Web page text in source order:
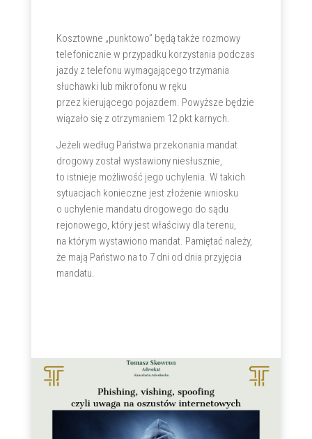
Kosztowne „punktowo” będą także rozmowy
telefonicznie w przypadku korzystania podczas
jazdy z telefonu wymagającego trzymania
słuchawki lub mikrofonu w ręku
przez kierującego pojazdem. Powyższe będzie
wiązało się z otrzymaniem 12 pkt karnych.
Jeżeli według Państwa przekonania mandat
drogowy został wystawiony niesłusznie,
to istnieje możliwość jego uchylenia. W takich
sytuacjach konieczne jest złożenie wniosku
o uchylenie mandatu drogowego do sądu
rejonowego, który jest właściwy dla terenu,
na którym wystawiono mandat. Pamiętać należy,
że mają Państwo na to 7 dni od dnia przyjęcia
mandatu.